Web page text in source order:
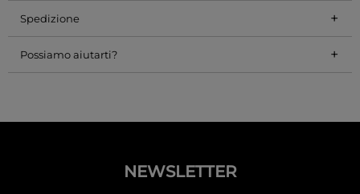
Spedizione +
Possiamo aiutarti? +
NEWSLETTER